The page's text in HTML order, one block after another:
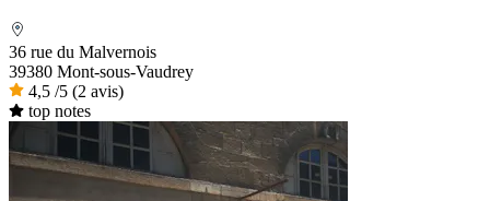
36 rue du Malvernois
39380 Mont-sous-Vaudrey
4,5 /5 (2 avis)
top notes